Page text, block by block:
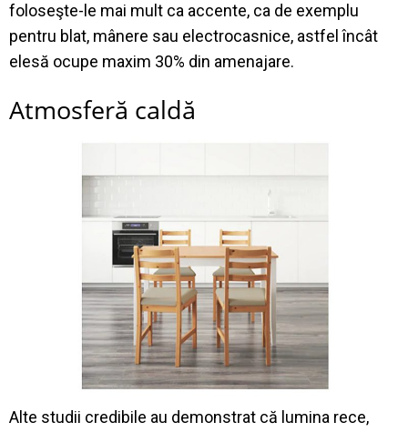
foloseşte-le mai mult ca accente, ca de exemplu
pentru blat, mânere sau electrocasnice, astfel încât
elesă ocupe maxim 30% din amenajare.
Atmosferă caldă
Alte studii credibile au demonstrat că lumina rece,